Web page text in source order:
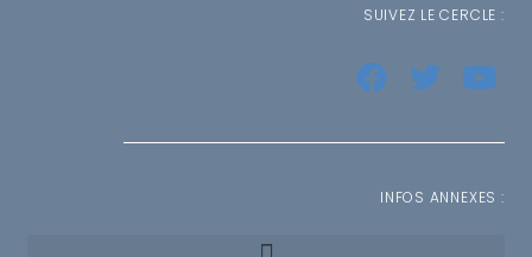
SUIVEZ LE CERCLE :
INFOS ANNEXES :